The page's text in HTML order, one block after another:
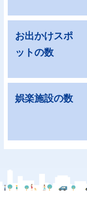
お出かけスポ
ットの数
娯楽施設の数